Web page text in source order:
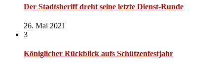
Der Stadtsheriff dreht seine letzte Dienst-Runde
26. Mai 2021
3
Königlicher Rückblick aufs Schützenfestjahr